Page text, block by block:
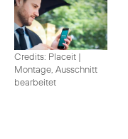
Credits: Placeit |
Montage, Ausschnitt
bearbeitet